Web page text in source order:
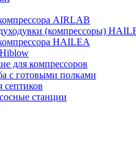
AIRLAB
(компрессоры)
HAILEA
для компрессоров
с готовыми полками
станции